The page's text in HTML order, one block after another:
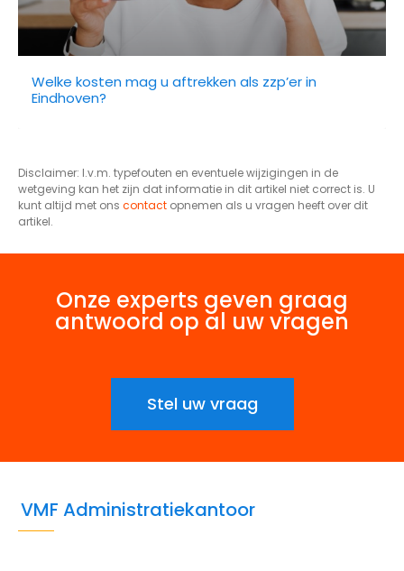
Welke kosten mag u aftrekken als zzp’er in
Eindhoven?
Disclaimer: I.v.m. typefouten en eventuele wijzigingen in de
wetgeving kan het zijn dat informatie in dit artikel niet correct is. U
kunt altijd met ons contact opnemen als u vragen heeft over dit
artikel.
Onze experts geven graag
antwoord op al uw vragen
Stel uw vraag
VMF Administratiekantoor